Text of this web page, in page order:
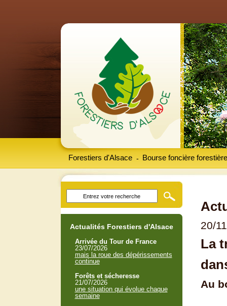
Forestiers d'Alsace Bourse foncière forestière
-
20/
La
Au
Actualités Forestiers d'Alsace
Arrivée du Tour de France
23/07/2026
mais la roue des dépérissements
continue
Forêts et sécheresse
21/07/2026
une situation qui évolue chaque
semaine